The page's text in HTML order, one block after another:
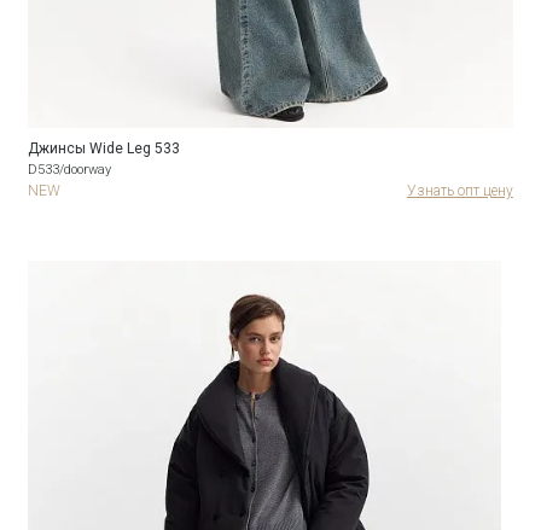
Джинсы Wide Leg 533
D533/doorway
NEW Узнать опт цену